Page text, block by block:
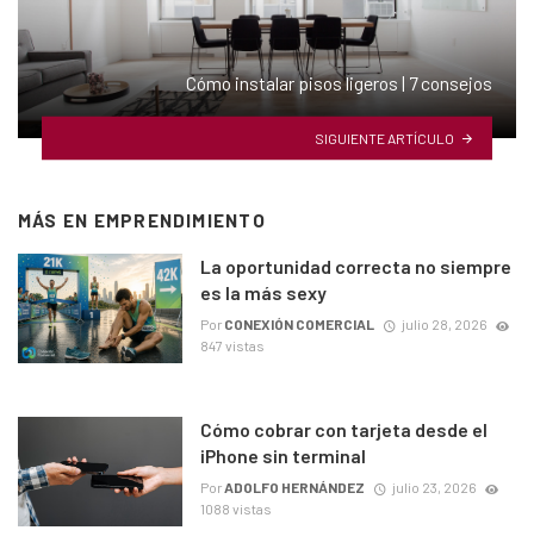
Cómo instalar pisos ligeros | 7 consejos
SIGUIENTE ARTÍCULO
MÁS EN EMPRENDIMIENTO
La oportunidad correcta no siempre
es la más sexy
Por CONEXIÓN COMERCIAL
julio 28, 2026
847 vistas
Cómo cobrar con tarjeta desde el
iPhone sin terminal
PorADOLFO HERNÁNDEZ
julio 23, 2026
1088 vistas